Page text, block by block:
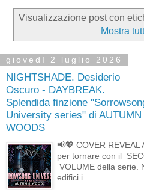
Visualizzazione post con
Mostra
giovedì 2 luglio 2026
NIGHTSHADE. Desiderio
Oscuro - DAYBREAK.
Splendida finzione
University series" di AUTUMN
WOODS
📢💖 COVER
per tornare con il
VOLUME della serie.
edifici i...